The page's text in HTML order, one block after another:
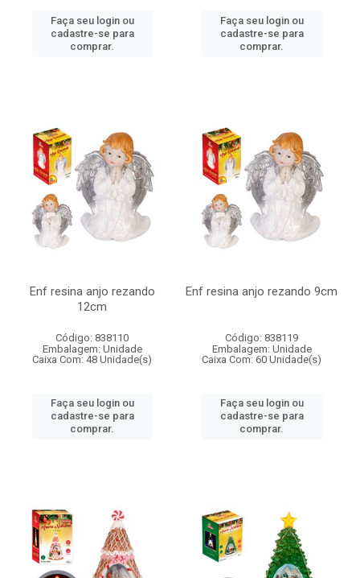
Faça seu login ou
cadastre-se para
comprar.
Faça seu login ou
cadastre-se para
comprar.
Enf resina anjo rezando
12cm
Código: 838110
Embalagem: Unidade
Caixa Com: 48 Unidade(s)
Faça seu login ou
cadastre-se para
comprar.
Enf resina anjo rezando 9cm
Código: 838119
Embalagem: Unidade
Caixa Com: 60 Unidade(s)
Faça seu login ou
cadastre-se para
comprar.